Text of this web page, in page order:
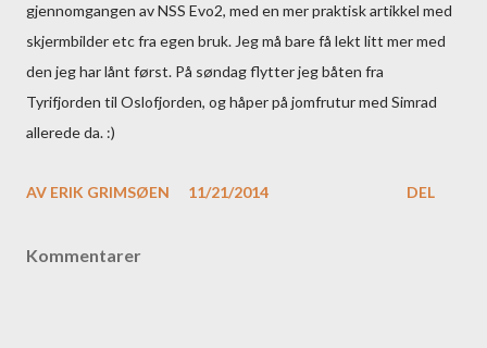
gjennomgangen av NSS Evo2, med en mer praktisk artikkel med
skjermbilder etc fra egen bruk. Jeg må bare få lekt litt mer med
den jeg har lånt først. På søndag flytter jeg båten fra
Tyrifjorden til Oslofjorden, og håper på jomfrutur med Simrad
allerede da. :)
AV ERIK GRIMSØEN 11/21/2014 DEL
Kommentarer